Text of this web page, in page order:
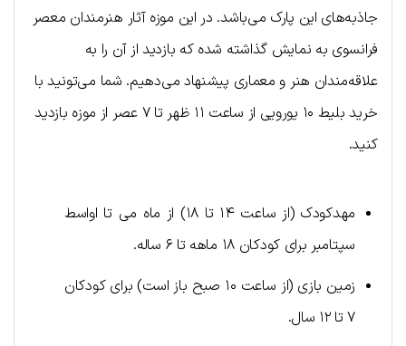
جاذبه‌های این پارک می‌باشد. در این موزه آثار هنرمندان معصر
فرانسوی به نمایش گذاشته شده که بازدید از آن را به
علاقه‌مندان هنر و معماری پیشنهاد می‌دهیم. شما می‌تونید با
خرید بلیط ۱۰ یورویی از ساعت ۱۱ ظهر تا ۷ عصر از موزه بازدید
کنید.
مهدکودک (از ساعت ۱۴ تا ۱۸) از ماه می تا اواسط
سپتامبر برای کودکان ۱۸ ماهه تا ۶ ساله.
زمین بازی (از ساعت ۱۰ صبح باز است) برای کودکان
۷ تا ۱۲ سال.